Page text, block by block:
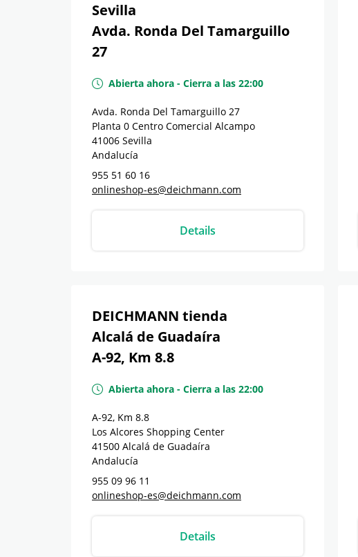
Sevilla
Avda. Ronda Del Tamarguillo
27
Abierta ahora - Cierra a las 22:00
Avda. Ronda Del Tamarguillo 27
Planta 0 Centro Comercial Alcampo
41006 Sevilla
Andalucía
955 51 60 16
onlineshop-es@deichmann.com
Details
DEICHMANN tienda
Alcalá de Guadaíra
A-92, Km 8.8
Abierta ahora - Cierra a las 22:00
A-92, Km 8.8
Los Alcores Shopping Center
41500 Alcalá de Guadaíra
Andalucía
955 09 96 11
onlineshop-es@deichmann.com
Details